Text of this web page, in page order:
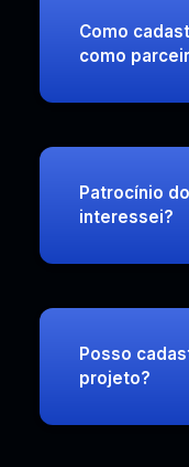
Como
como
Patrocínio
interessei?
Posso
projeto?